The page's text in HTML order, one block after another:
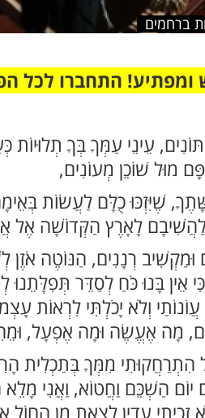
ברחמים
ומפתיע! התחברו לכל
עֵינֵי עַמְּךָ בְּךָ תְלוּיוֹת
מוּל שׁוֹכֵן מְעוֹנִים,
שֶׁיִּזְכּוּ כֻלָּם לַעֲשׂוֹת
לָאָרֶץ הַקְּדוֹשָׁה אֶל
וּמַקְשִׁיב רְנָנִים, הַנּוֹטֶה
אֵין בָּנוּ כֹּחַ לְסַדֵּר תְּפִלָּתֵנוּ
וְלֹא יָכֹלְתִּי לִרְאוֹת
מָה אֶעֱשֶׂה וּמָה אֶפְעָל,
הִתְרַחֲקוּתִי מִמְּךָ בְּתַכְלִית
יוֹם הַשְׁכֵּם וַחֲטוֹא, וַאֲנִי
זָכִיתִי עֲדַיִן לָצֵאת מִן